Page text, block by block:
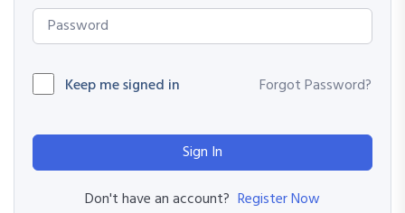
Keep me signed in Forgot Password?
Sign In
Don't have an account? Register Now